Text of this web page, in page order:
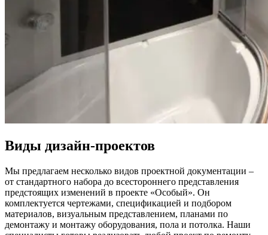
Виды дизайн-проектов
Мы предлагаем несколько видов проектной документации –
от стандартного набора до всестороннего представления
предстоящих изменений в проекте «Особый». Он
комплектуется чертежами, спецификацией и подбором
материалов, визуальным представлением, планами по
демонтажу и монтажу оборудования, пола и потолка. Наши